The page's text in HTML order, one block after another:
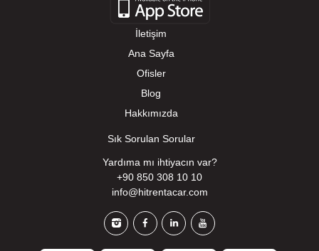
İletişim
Ana Sayfa
Ofisler
Blog
Hakkımızda
Sık Sorulan Sorular
Yardıma mı ihtiyacın var?
+90 850 308 10 10
info@hitrentacar.com